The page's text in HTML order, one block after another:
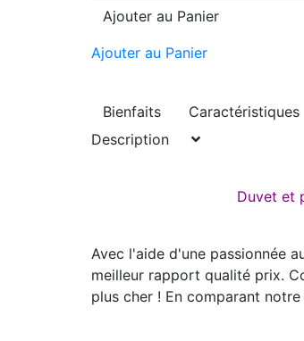
Ajouter au Panier
Ajouter au Panier
Bienfaits Caractéristiques
Description
Duvet et
Avec l'aide d'une passionnée
meilleur rapport qualité prix.
plus cher ! En comparant